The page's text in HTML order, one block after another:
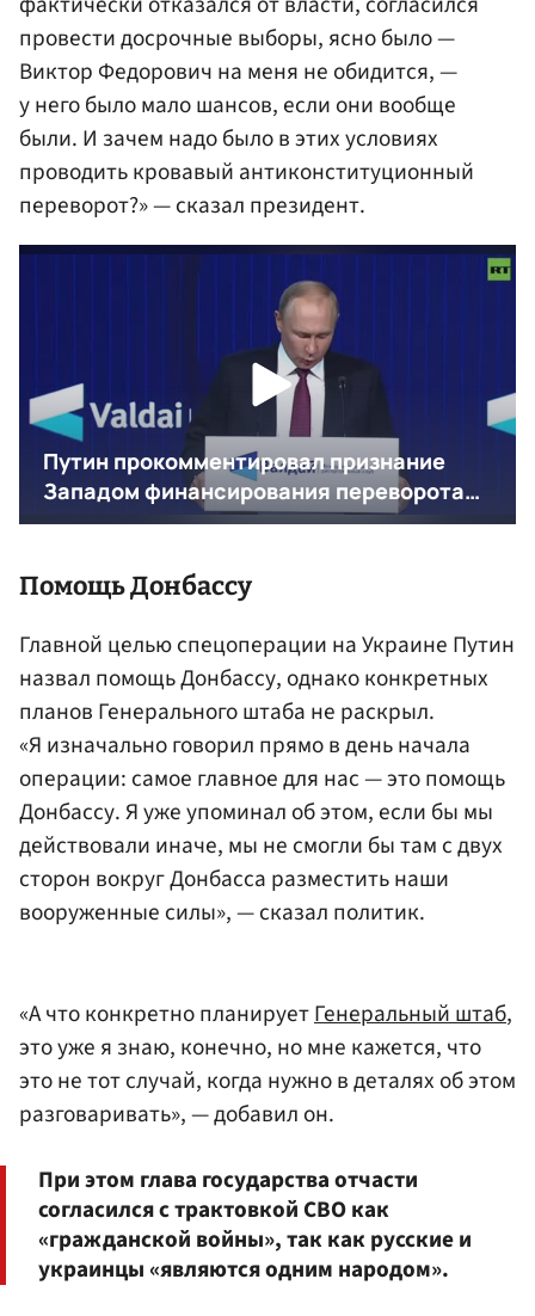
провести досрочные выборы, ясно было —
Виктор Федорович на меня не обидится, —
у него было мало шансов, если они вообще
были. И зачем надо было в этих условиях
проводить кровавый антиконституционный
переворот?» — сказал президент.
Помощь Донбассу
Главной целью спецоперации на Украине Путин
назвал помощь Донбассу, однако конкретных
планов Генерального штаба не раскрыл.
«Я изначально говорил прямо в день начала
операции: самое главное для нас — это помощь
Донбассу. Я уже упоминал об этом, если бы мы
действовали иначе, мы не смогли бы там с двух
сторон вокруг Донбасса разместить наши
вооруженные силы», — сказал политик.
«А что конкретно планируетГенеральный штаб,
это уже я знаю, конечно, но мне кажется, что
это не тот случай, когда нужно в деталях об этом
разговаривать», — добавил он.
При этом глава государства отчасти
согласился с трактовкой СВО как
«гражданской войны», так как русские и
украинцы «являются одним народом».